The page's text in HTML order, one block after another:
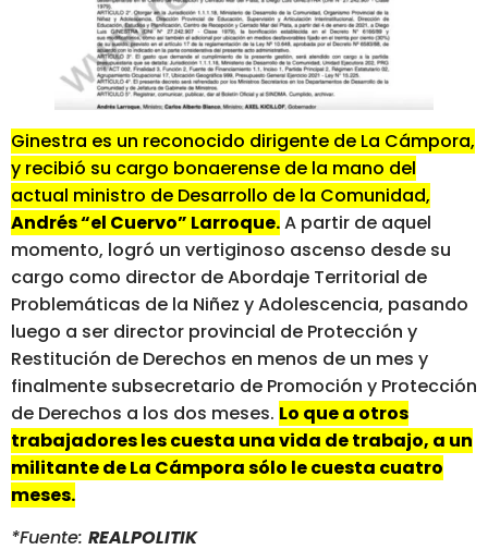
Ginestra es un reconocido dirigente de La Cámpora,
y recibió su cargo bonaerense de la mano del
actual ministro de Desarrollo de la Comunidad,
Andrés “el Cuervo” Larroque.A partir de aquel
momento, logró un vertiginoso ascenso desde su
cargo como director de Abordaje Territorial de
Problemáticas de la Niñez y Adolescencia, pasando
luego a ser director provincial de Protección y
Restitución de Derechos en menos de un mes y
finalmente subsecretario de Promoción y Protección
de Derechos a los dos meses. Lo que a otros
trabajadores les cuesta una vida de trabajo, a un
militante de La Cámpora sólo le cuesta cuatro
meses.
*Fuente: REALPOLITIK